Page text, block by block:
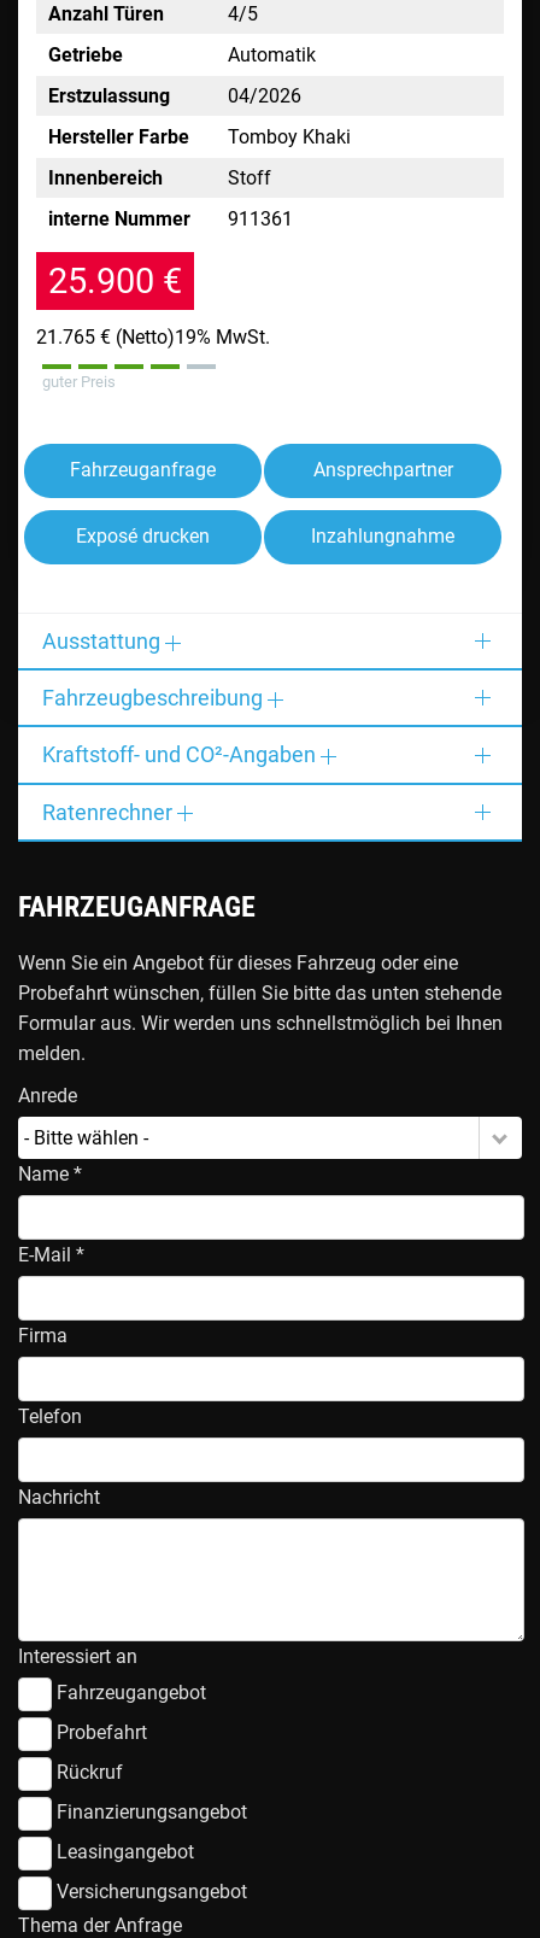
Anzahl Türen
4/5
Getriebe
Automatik
Erstzulassung
04/2026
Hersteller Farbe
Tomboy Khaki
Innenbereich
Stoff
interne Nummer
911361
25.900 €
21.765 € (Netto)19% MwSt.
guter Preis
Fahrzeuganfrage Ansprechpartner
Exposé drucken Inzahlungnahme
Ausstattung
Fahrzeugbeschreibung
Kraftstoff- und CO²-Angaben
Ratenrechner
FAHRZEUGANFRAGE
Wenn Sie ein Angebot für dieses Fahrzeug oder eine
Probefahrt wünschen, füllen Sie bitte das unten stehende
Formular aus. Wir werden uns schnellstmöglich bei Ihnen
melden.
Anrede
- Bitte wählen -
Name *
E-Mail *
Firma
Telefon
Nachricht
Interessiert an
Fahrzeugangebot
Probefahrt
Rückruf
Finanzierungsangebot
Leasingangebot
Versicherungsangebot
Thema der Anfrage